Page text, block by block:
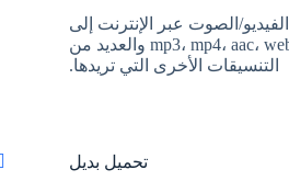
الصوت عبر الإنترنت إلى
mp3، mp4، aac، webm، 3gp، ogg، m4a والعديد من
التنسيقات الأخرى التي تريدها.
تحميل بديل